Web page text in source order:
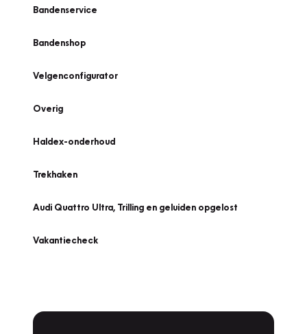
Bandenservice
Bandenshop
Velgenconfigurator
Overig
Haldex-onderhoud
Trekhaken
Audi Quattro Ultra, Trilling en geluiden opgelost
Vakantiecheck